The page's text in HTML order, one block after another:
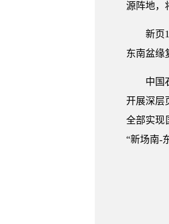
源阵地，
新页
东南盆缘
中国
开展深层
全部实现
“新场南-